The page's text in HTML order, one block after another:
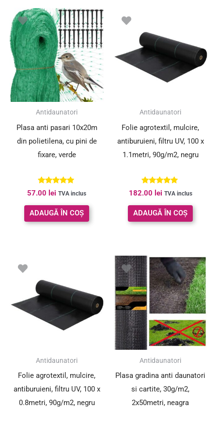
Antidaunatori
Plasa anti pasari 10x20m
din polietilena, cu pini de
fixare, verde
Evaluat la
5.00
din 5
57.00 lei TVA inclus
ADAUGĂ ÎN COȘ
Antidaunatori
Folie agrotextil, mulcire,
antiburuieni, filtru UV, 100 x
1.1metri, 90g/m2, negru
Evaluat la
5.00
din 5
182.00 lei TVA inclus
ADAUGĂ ÎN COȘ
Antidaunatori
Folie agrotextil, mulcire,
antiburuieni, filtru UV, 100 x
0.8metri, 90g/m2, negru
Antidaunatori
Plasa gradina anti daunatori
si cartite, 30g/m2,
2x50metri, neagra